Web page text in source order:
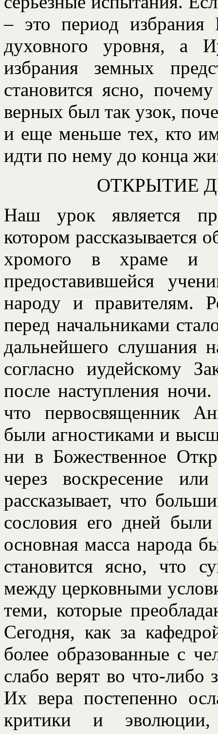
– это период избрания
духовного уровня, а
избрания земных
становится ясно,
верных был так узок,
и еще меньше тех, кто
идти по нему до конца
ОТКРЫТИЕ
Наш урок является
котором
хромого в храме и о
предоставившейся
народу и правителям.
перед начальниками
дальнейшего слушания
согласно иудейскому
после наступления
что первосвященник
были агностиками и
ни в Божественное
через воскресение
рассказывает, что
сословия его дней были
основная масса народа
становится ясно, что
между церковными
теми, которые
Сегодня, как за
более образованные с
слабо верят во что-
Их вера постепенно
критики и эволюции,